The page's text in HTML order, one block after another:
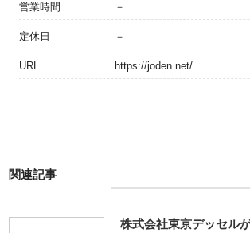
営業時間 －
定休日 －
URL https://joden.net/
関連記事
株式会社東京デッセル